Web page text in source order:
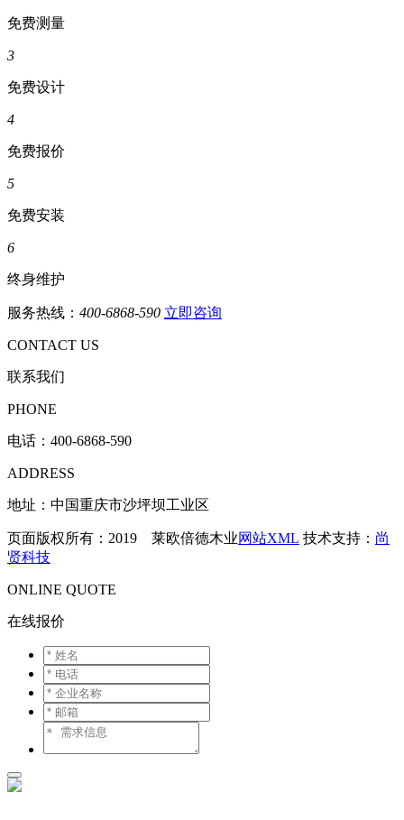
免费测量
3
免费设计
4
免费报价
5
免费安装
6
终身维护
服务热线： 400-6868-590 立即咨询
CONTACT US
联系我们
PHONE
电话： 400-6868-590
ADDRESS
地址：中国重庆市沙坪坝工业区
页面版权所有：2019 莱欧倍德木业网站XML 技术支持： 尚
贤科技
ONLINE QUOTE
在线报价